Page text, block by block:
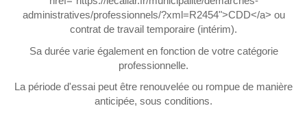
administratives/professionnels/?xml=R2454">CDD</a> ou
contrat de travail temporaire (intérim).
Sa durée varie également en fonction de votre catégorie
professionnelle.
La période d'essai peut être renouvelée ou rompue de manière
anticipée, sous conditions.